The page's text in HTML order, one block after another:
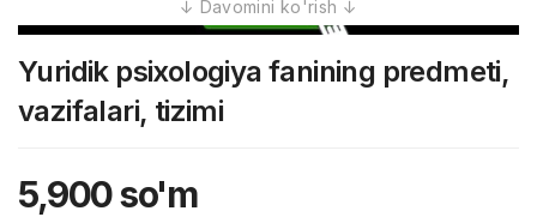
Yuridik psixologiya fanining predmeti,
vazifalari, tizimi
5,900so'm